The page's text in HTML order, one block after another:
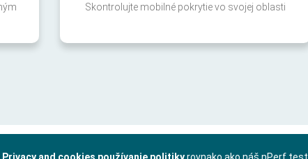
Skontrolujte mobilné pokrytie vo svojej oblasti